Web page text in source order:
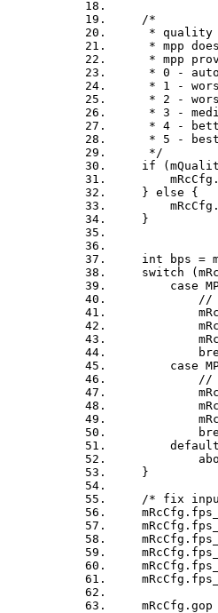
/*
* quality -
* mpp does
* mpp
* 0 - auto
* 1 -
* 2 -
* 3 -
* 4 -
* 5 - best
*/
if
} else {
}
int bps =
switch
case
// constant
case
// variable
}
/* fix input